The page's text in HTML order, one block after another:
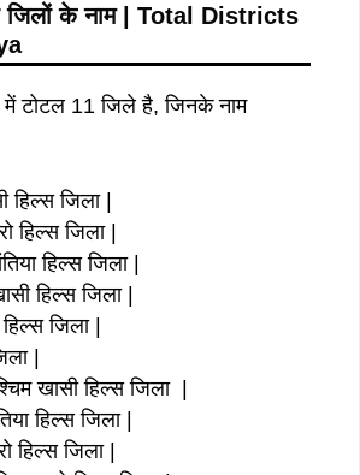
जिलों के नाम | Total Districts
में टोटल 11 जिले है, जिनके नाम
हिल्स जिला |
हिल्स जिला |
हिल्स जिला |
हिल्स जिला |
हिल्स जिला |
|
खासी हिल्स जिला |
हिल्स जिला |
हिल्स जिला |